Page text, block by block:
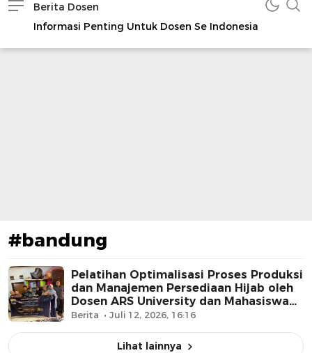
Berita Dosen
Informasi Penting Untuk Dosen Se Indonesia
#bandung
Pelatihan Optimalisasi Proses Produksi
dan Manajemen Persediaan Hijab oleh
Dosen ARS University dan Mahasiswa
Mendukung Kemajuan Gallary Hijab di
Berita Juli 12, 2026, 16:16
Lihat lainnya